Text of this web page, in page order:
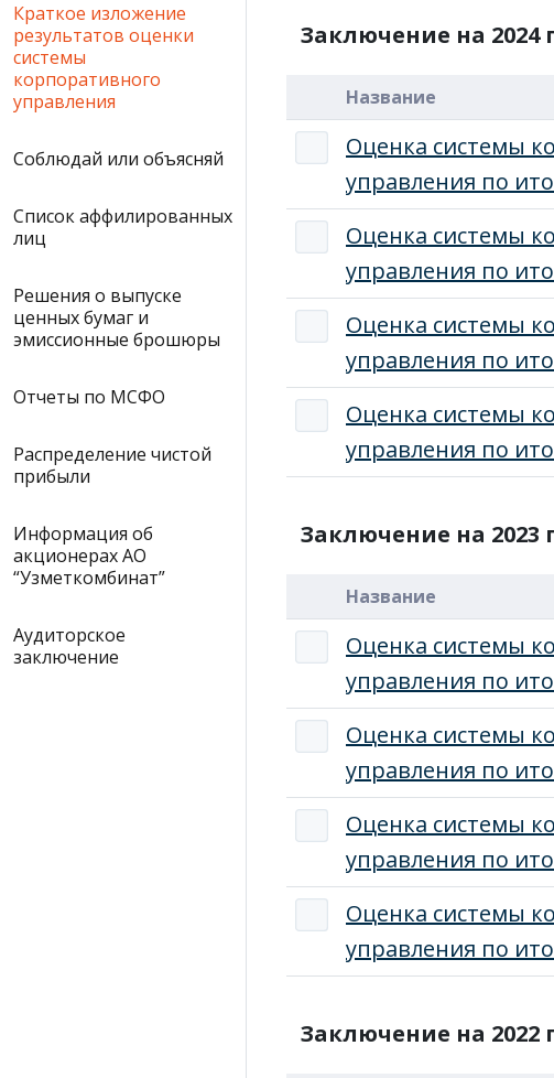
Краткое изложение
результатов оценки
системы
корпоративного
управления
Соблюдай или объясняй
Список аффилированных
лиц
Решения о выпуске
ценных бумаг и
эмиссионные брошюры
Отчеты по МСФО
Распределение чистой
прибыли
Информация об
акционерах АО
“Узметкомбинат”
Аудиторское
заключение
Заключение на 2024
Название
Оценка системы
управления по
Оценка системы
управления по
Оценка системы
управления по
Оценка системы
управления по
Заключение на 2023
Название
Оценка системы
управления по
Оценка системы
управления по
Оценка системы
управления по
Оценка системы
управления по
Заключение на 2022